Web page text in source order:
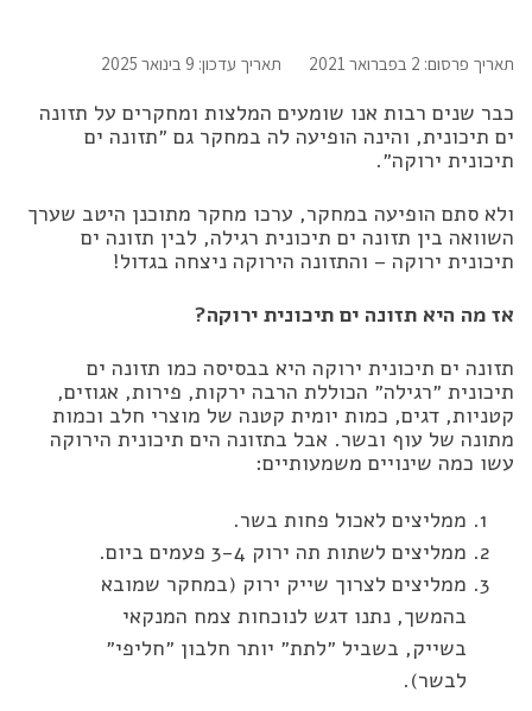
תאריך פרסום: 2 בפברואר 2021 תאריך עדכון: 9 בינואר 2025
כבר שנים רבות אנו שומעים המלצות ומחקרים על תזונה
ים תיכונית, והינה הופיעה לה במחקר גם ״תזונה ים
תיכונית ירוקה״.
ולא סתם הופיעה במחקר, ערכו מחקר מתוכנן היטב שערך
השוואה בין תזונה ים תיכונית רגילה, לבין תזונה ים
תיכונית ירוקה – והתזונה הירוקה ניצחה בגדול!
אז מה היא תזונה ים תיכונית ירוקה?
תזונה ים תיכונית ירוקה היא בבסיסה כמו תזונה ים
תיכונית ״רגילה״ הכוללת הרבה ירקות, פירות, אגוזים,
קטניות, דגים, כמות יומית קטנה של מוצרי חלב וכמות
מתונה של עוף ובשר. אבל בתזונה הים תיכונית הירוקה
עשו כמה שינויים משמעותיים:
ממליצים לאכול פחות בשר.
ממליצים לשתות תה ירוק 3-4 פעמים ביום.
ממליצים לצרוך שייק ירוק (במחקר שמובא
בהמשך, נתנו דגש לנוכחות צמח המנקאי
בשייק, בשביל ״לתת״ יותר חלבון ״חליפי״
לבשר).